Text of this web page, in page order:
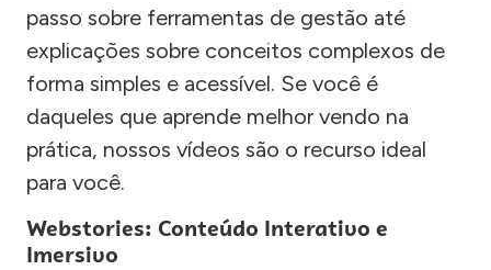
passo sobre ferramentas de gestão até
explicações sobre conceitos complexos de
forma simples e acessível. Se você é
daqueles que aprende melhor vendo na
prática, nossos vídeos são o recurso ideal
para você.
Webstories: Conteúdo Interativo e
Imersivo